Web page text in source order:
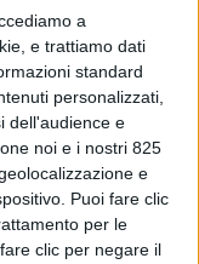
a
e trattiamo dati
standard
personalizzati,
dell'audience e
noi e i nostri 825
e
Puoi fare clic
per le
clic per negare il